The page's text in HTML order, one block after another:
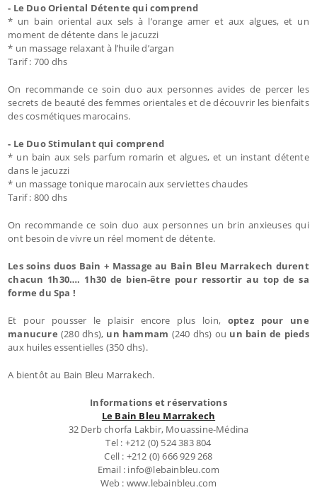
- Le Duo Oriental Détente qui comprend
* un bain oriental aux sels à l’orange amer et aux algues, et un
moment de détente dans le jacuzzi
* un massage relaxant à l’huile d’argan
Tarif : 700 dhs
On recommande ce soin duo aux personnes avides de percer les
secrets de beauté des femmes orientales et de découvrir les bienfaits
des cosmétiques marocains.
- Le Duo Stimulant qui comprend
* un bain aux sels parfum romarin et algues, et un instant détente
dans le jacuzzi
* un massage tonique marocain aux serviettes chaudes
Tarif : 800 dhs
On recommande ce soin duo aux personnes un brin anxieuses qui
ont besoin de vivre un réel moment de détente.
Les soins duos Bain + Massage au Bain Bleu Marrakech durent
chacun 1h30…. 1h30 de bien-être pour ressortir au top de sa
forme du Spa !
Et pour pousser le plaisir encore plus loin, optez pour une
manucure (280 dhs), un hammam (240 dhs) ou un bain de pieds
aux huiles essentielles (350 dhs).
A bientôt au Bain Bleu Marrakech.
Informations et réservations
Le Bain Bleu Marrakech
32 Derb chorfa Lakbir, Mouassine-Médina
Tel : +212 (0) 524 383 804
Cell : +212 (0) 666 929 268
Email : info@lebainbleu.com
Web : www.lebainbleu.com